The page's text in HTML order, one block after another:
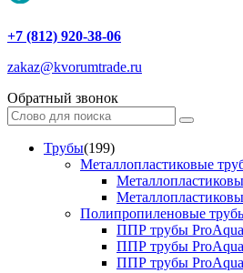
+7 (812) 920-38-06
zakaz@kvorumtrade.ru
Обратный звонок
Трубы(199)
Металлопластиковые
Полипропиленовые
ППР трубы
ППР трубы
ППР трубы